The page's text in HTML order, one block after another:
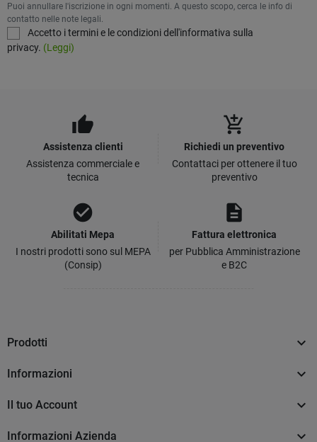
Puoi annullare l'iscrizione in ogni momenti. A questo scopo, cerca le info di
contatto nelle note legali.
Accetto i termini e le condizioni dell'informativa sulla
privacy. (Leggi)
thumb_up
Assistenza clienti
Assistenza commerciale e
tecnica
add_shopping_cart
Richiedi un preventivo
Contattaci per ottenere il tuo
preventivo
check_circle
Abilitati Mepa
I nostri prodotti sono sul MEPA
(Consip)
description
Fattura elettronica
per Pubblica Amministrazione
e B2C
Prodotti 
Informazioni 
Il tuo Account 
Informazioni Azienda 